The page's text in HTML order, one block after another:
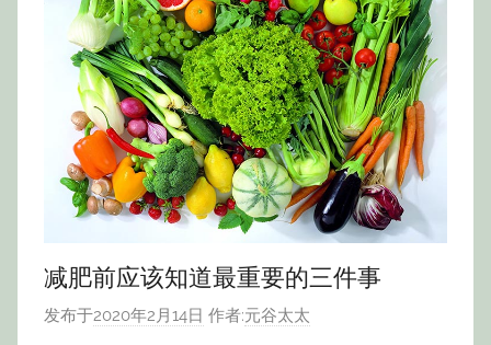
减肥前应该知道最重要的三件事
发布于2020年2月14日 作者:元谷太太